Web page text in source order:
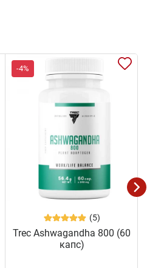
-4%
(5)
Trec Ashwagandha 800 (60
капс)